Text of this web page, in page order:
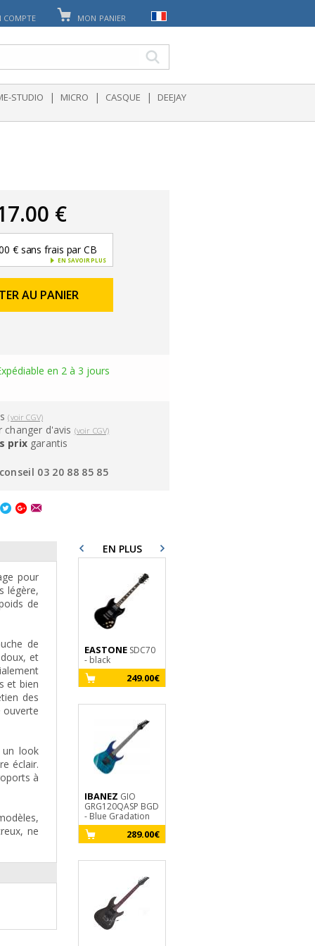
COMPTE MON PANIER
STUDIO | MICRO | CASQUE | DEEJAY
€
€ sans frais par CB
EN SAVOIR PLUS
AU PANIER
en 2 à 3 jours
(voir CGV)
changer d'avis (voir CGV)
prix garantis
03 20 88 85 85
pour
légère,
de
de
et
et bien
des
ouverte
un look
éclair.
à
ne
EN PLUS
EASTONESDC70
- black
249.00€
IBANEZ GIO
GRG120QASP BGD
- Blue Gradation
289.00€